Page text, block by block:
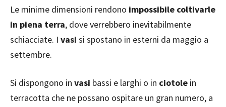
Le minime dimensioni rendono impossibile coltivarle
in piena terra, dove verrebbero inevitabilmente
schiacciate. I vasi si spostano in esterni da maggio a
settembre.
Si dispongono in vasi bassi e larghi o in ciotole in
terracotta che ne possano ospitare un gran numero, a